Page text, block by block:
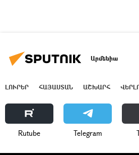
Արմենիա
ԼՈՒՐԵՐ ՀԱՅԱՍՏԱՆ ԱՇԽԱՐՀ
Rutube Telegram